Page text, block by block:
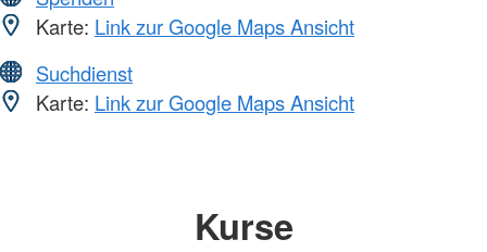
Karte: Link zur Google Maps Ansicht
Suchdienst
Karte: Link zur Google Maps Ansicht
Kurse